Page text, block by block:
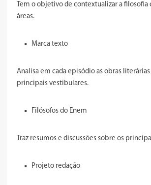
Tem o objetivo de contextualizar a filosofia
áreas.
Marca texto
Analisa em cada episódio as obras
principais vestibulares.
Filósofos do Enem
Traz resumos e discussões sobre os
Projeto redação